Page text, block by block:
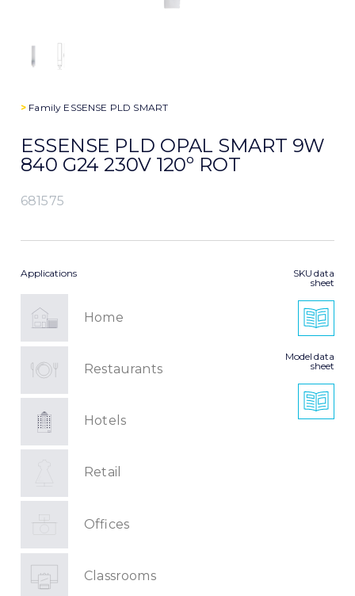
> Family ESSENSE PLD SMART
ESSENSE PLD OPAL SMART 9W
840 G24 230V 120º ROT
681575
Applications
Home
Restaurants
Hotels
Retail
Offices
Classrooms
SKU data
sheet
Model data
sheet